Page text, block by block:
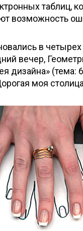
таблиц,
возможность
в
вечер,
дизайна»
моя